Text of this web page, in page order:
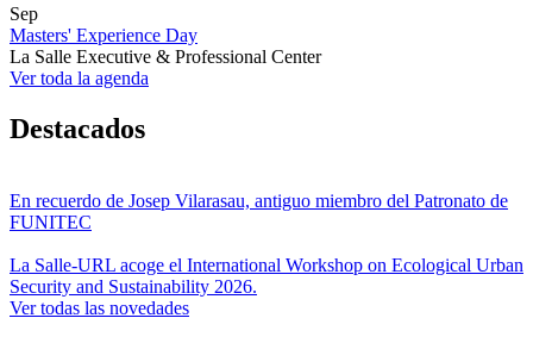
Sep
Masters' Experience Day
La Salle Executive & Professional Center
Ver toda la agenda
Destacados
En recuerdo de Josep Vilarasau, antiguo miembro del Patronato de
FUNITEC
La Salle-URL acoge el International Workshop on Ecological Urban
Security and Sustainability 2026.
Ver todas las novedades